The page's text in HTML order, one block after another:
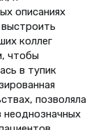
описаниях
коллег
чтобы
в тупик
позволяла